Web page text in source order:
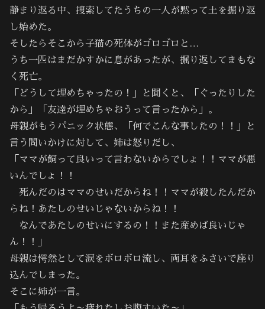
静まり返る中、捜索してたうちの一人が黙って土を掘り返
し始めた。
そしたらそこから子猫の死体がゴロゴロと…
うち一匹はまだかすかに息があったが、掘り返してまもな
く死亡。
「どうして埋めちゃったの！」と聞くと、「ぐったりした
から」「友達が埋めちゃおうって言ったから」。
母親がもうパニック状態、「何でこんな事したの！！」と
言う問いかけに対して、姉は怒りだし、
「ママが飼って良いって言わないからでしょ！！ママが悪
いんでしょ！！
死んだのはママのせいだからね！！ママが殺したんだか
らね！あたしのせいじゃないからね！！
なんであたしのせいにするの！！また産めば良いじゃ
ん！！」
母親は愕然として涙をボロボロ流し、両耳をふさいで座り
込んでしまった。
そこに姉が一言。